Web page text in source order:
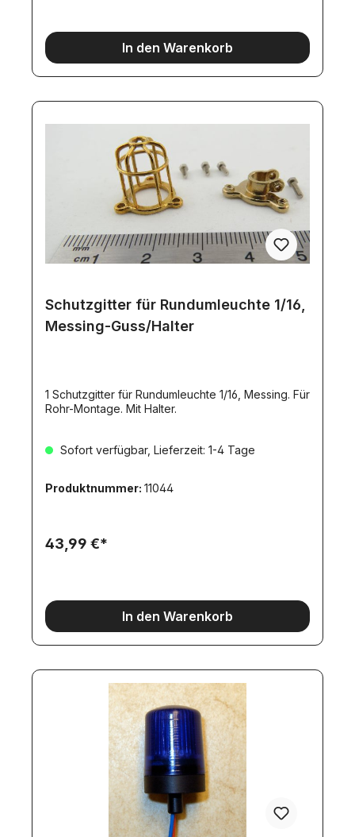
In den Warenkorb
Schutzgitter für Rundumleuchte 1/16,
Messing-Guss/Halter
1 Schutzgitter für Rundumleuchte 1/16, Messing. Für
Rohr-Montage. Mit Halter.
Sofort verfügbar, Lieferzeit: 1-4 Tage
Produktnummer: 11044
43,99 €*
In den Warenkorb